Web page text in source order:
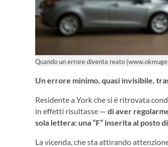
Quando un errore diventa reato
Un errore minimo, quasi invisibile,
Residente a York che si è ritrovata
in effetti risultasse — di aver
sola lettera: una “F” inserita al posto di
La vicenda, che sta attirando